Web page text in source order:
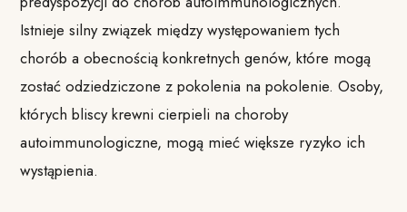
Istnieje silny związek między występowaniem tych
chorób a obecnością konkretnych genów, które mogą
zostać odziedziczone z pokolenia na pokolenie. Osoby,
których bliscy krewni cierpieli na choroby
autoimmunologiczne, mogą mieć większe ryzyko ich
wystąpienia.